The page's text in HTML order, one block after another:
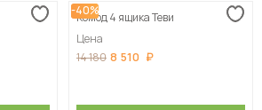
-40%
Комод 4 ящика Теви
Цена
14 180 8 510